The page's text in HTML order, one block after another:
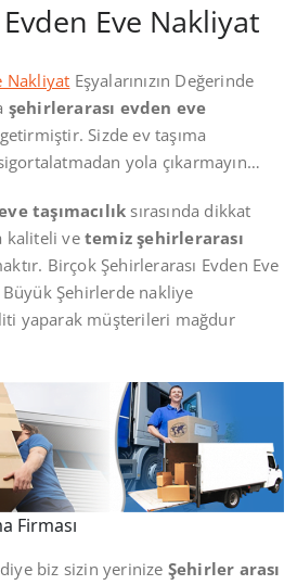
Eve Nakliyat
Nakliyat Eşyalarınızın Değerinde
şehirlerarası evden eve
Sizde ev taşıma
sigortalatmadan yola çıkarmayın…
taşımacılık sırasında dikkat
kaliteli vetemiz şehirlerarası
Birçok Şehirlerarası Evden Eve
Büyük Şehirlerde nakliye
yaparak müşterileri mağdur
Firması
biz sizin yerinize Şehirler arası